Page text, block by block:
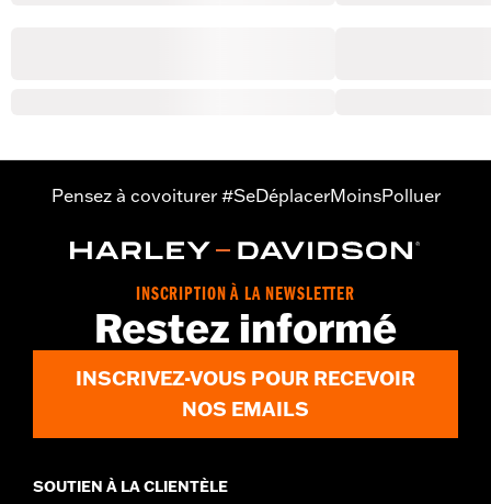
Pensez à covoiturer #SeDéplacerMoinsPolluer
INSCRIPTION À LA NEWSLETTER
Restez informé
INSCRIVEZ-VOUS POUR RECEVOIR
NOS EMAILS
SOUTIEN À LA CLIENTÈLE